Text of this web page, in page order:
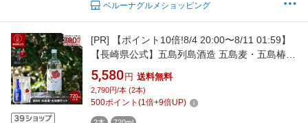
ベルーナグルメショッピング
[PR]
【ポイント10倍!8/4 20:00〜8/11 01:59】
【長崎県公式】五島列島酒造 五島麦・五島椿
720mlセット| 九州 焼酎麦焼酎 詰め合わせ ギフ
ト 飲み比べ セット 長崎県 五島列島 2本組 椿酵
母 二条大麦 熟成 まろやか 華やか 米麹 地酒 お
5,580 円 送料無料
2,790円/本 (2本)
500ポイント (1倍+9倍UP)